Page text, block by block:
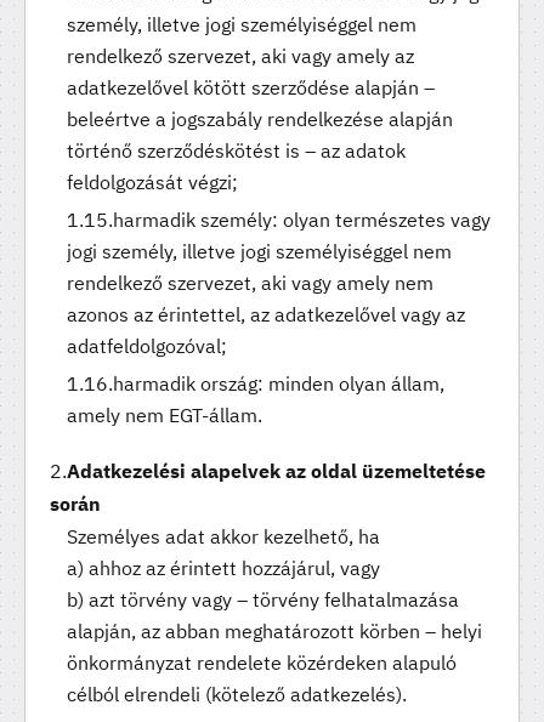
személy, illetve jogi személyiséggel nem
rendelkező szervezet, aki vagy amely az
adatkezelővel kötött szerződése alapján –
beleértve a jogszabály rendelkezése alapján
történő szerződéskötést is – az adatok
feldolgozását végzi;
harmadik személy: olyan természetes vagy
jogi személy, illetve jogi személyiséggel nem
rendelkező szervezet, aki vagy amely nem
azonos az érintettel, az adatkezelővel vagy az
adatfeldolgozóval;
harmadik ország: minden olyan állam,
amely nem EGT-állam.
Adatkezelési alapelvek az oldal üzemeltetése
során
Személyes adat akkor kezelhető, ha
a) ahhoz az érintett hozzájárul, vagy
b) azt törvény vagy – törvény felhatalmazása
alapján, az abban meghatározott körben – helyi
önkormányzat rendelete közérdeken alapuló
célból elrendeli (kötelező adatkezelés).